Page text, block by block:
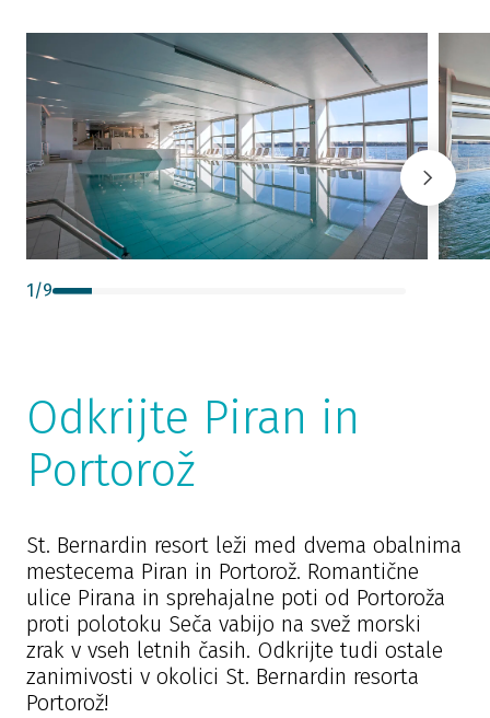
1/9
Odkrijte Piran in
Portorož
St. Bernardin resort leži med dvema obalnima
mestecema Piran in Portorož. Romantične
ulice Pirana in sprehajalne poti od Portoroža
proti polotoku Seča vabijo na svež morski
zrak v vseh letnih časih. Odkrijte tudi ostale
zanimivosti v okolici St. Bernardin resorta
Portorož!